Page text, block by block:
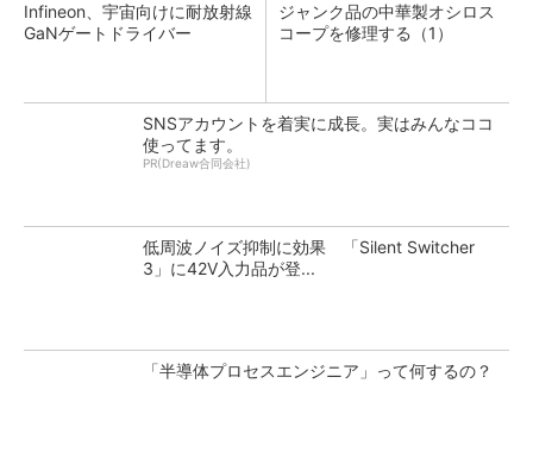
Infineon、宇宙向けに耐放射線
GaNゲートドライバー
ジャンク品の中華製オシロス
コープを修理する（1）
SNSアカウントを着実に成長。実はみんなココ
使ってます。
PR(Dreaw合同会社)
低周波ノイズ抑制に効果 「Silent Switcher
3」に42V入力品が登...
「半導体プロセスエンジニア」って何するの？